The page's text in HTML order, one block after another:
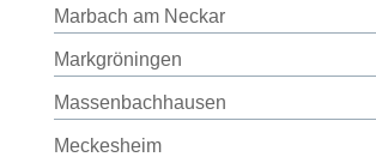
Marbach am Neckar
Markgröningen
Massenbachhausen
Meckesheim